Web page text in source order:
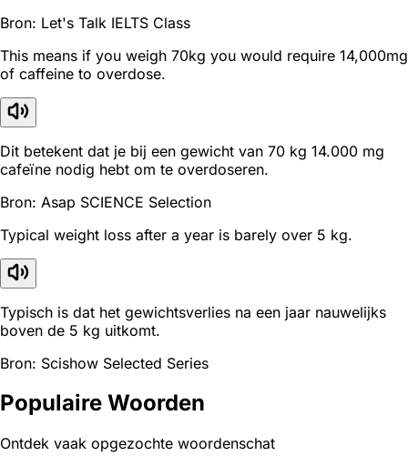
Bron: Let's Talk IELTS Class
This means if you weigh 70kg you would require 14,000mg
of caffeine to overdose.
Dit betekent dat je bij een gewicht van 70 kg 14.000 mg
cafeïne nodig hebt om te overdoseren.
Bron: Asap SCIENCE Selection
Typical weight loss after a year is barely over 5 kg.
Typisch is dat het gewichtsverlies na een jaar nauwelijks
boven de 5 kg uitkomt.
Bron: Scishow Selected Series
Populaire Woorden
Ontdek vaak opgezochte woordenschat